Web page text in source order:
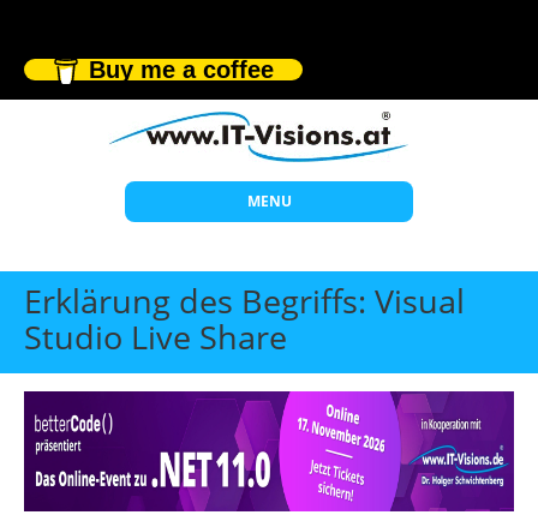
Buy me a coffee
MENU
Start
Themen
Individuelle Schulungen
Offene Seminare
Wissen
Erklärung des Begriffs: Visual
Studio Live Share